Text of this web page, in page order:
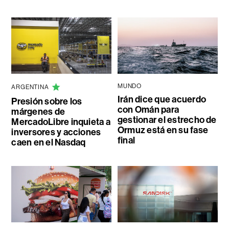
ARGENTINA
Presión sobre los
márgenes de
MercadoLibre inquieta a
inversores y acciones
caen en el Nasdaq
MUNDO
Irán dice que acuerdo
con Omán para
gestionar el estrecho de
Ormuz está en su fase
final